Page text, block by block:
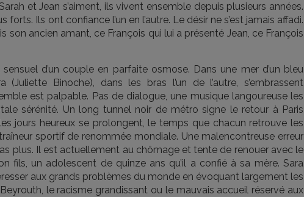
Sarah et Jean s’aiment, ils vivent ensemble depuis plusieurs années.
forts. Ils ont confiance l’un en l’autre. Le désir ne s’est jamais affadi.
son ancien amant, ce François qui lui a présenté Jean, ce François
d’un couple en parfaite osmose. Dans une mer d’un bleu
Binoche), dans les bras l’un de l’autre, s’embrassent
est palpable. Pas de dialogue, une musique langoureuse les
sérénité. Un long tunnel noir de métro signe le retour à Paris
jours heureux se prolongent, le temps que chacun retrouve les
sportif de renommée mondiale. Une malencontreuse erreur
plus. Il est actuellement au chômage et tente de renouer avec le
fils, un adolescent de quinze ans qu’il a confié à sa mère. Sara
aux grands problèmes du monde en évoquant largement les
le racisme grandissant ou le mauvais accueil réservé aux